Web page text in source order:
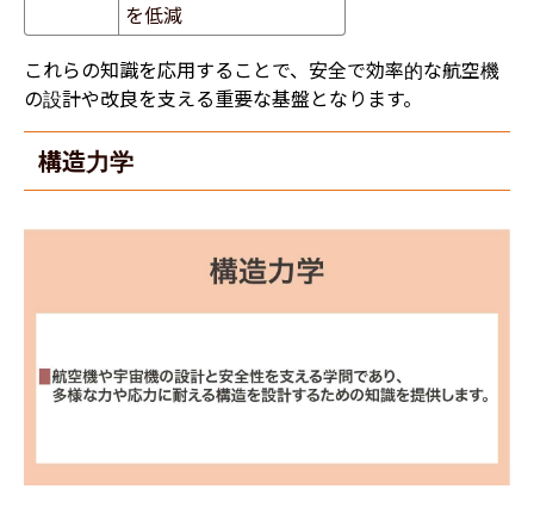
を低減
これらの知識を応用することで、安全で効率的な航空機
の設計や改良を支える重要な基盤となります。
構造力学